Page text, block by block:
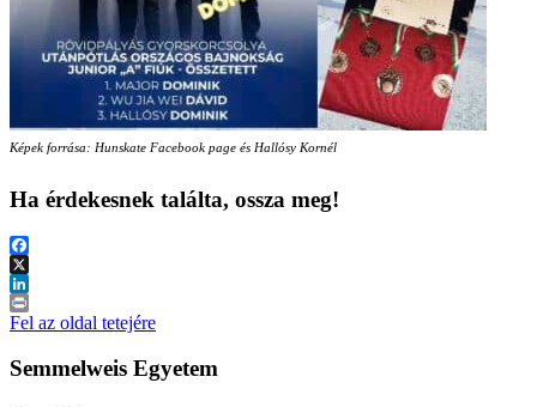
Képek forrása: Hunskate Facebook page és Hallósy Kornél
Ha érdekesnek találta, ossza meg!
Facebook
X
LinkedIn
Print
Fel az oldal tetejére
Semmelweis Egyetem